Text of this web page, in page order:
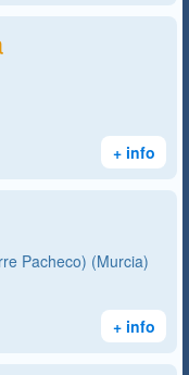
+ info
Pacheco) (Murcia)
+ info